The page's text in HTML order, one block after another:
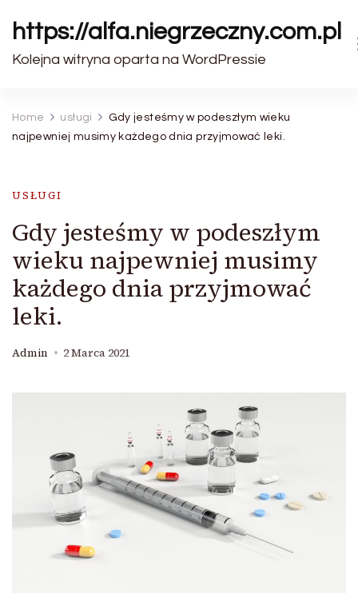
https://alfa.niegrzeczny.com.pl
Kolejna witryna oparta na WordPressie
Home usługi
Gdy jesteśmy w podeszłym wieku
najpewniej musimy każdego dnia przyjmować leki.
USŁUGI
Gdy jesteśmy w podeszłym
wieku najpewniej musimy
każdego dnia przyjmować
leki.
Admin 2 Marca 2021